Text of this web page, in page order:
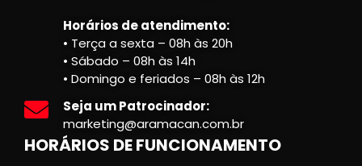
Horários de atendimento:
• Terça a sexta – 08h às 20h
• Sábado – 08h às 14h
• Domingo e feriados – 08h às 12h
Seja um Patrocinador:
marketing@aramacan.com.br
HORÁRIOS DE FUNCIONAMENTO